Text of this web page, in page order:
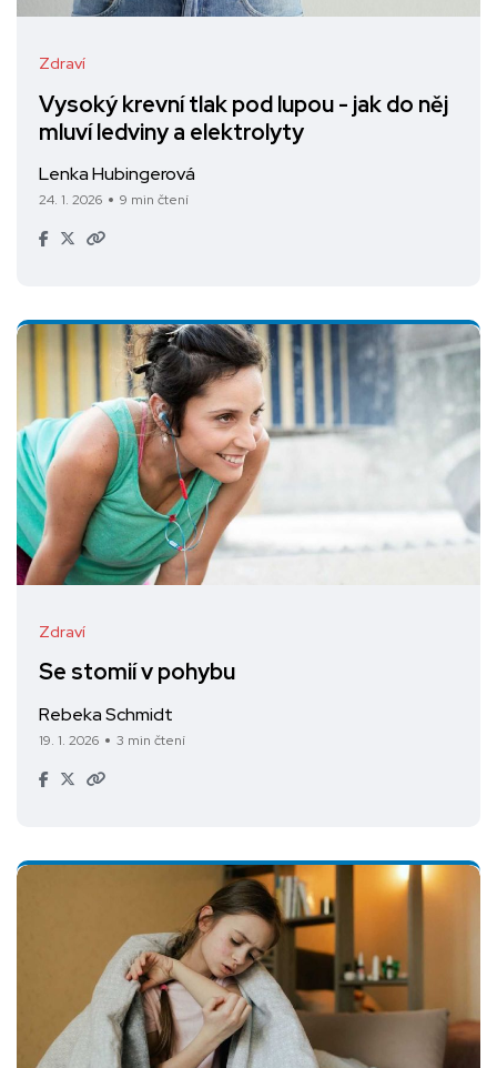
Zdraví
Vysoký krevní tlak pod lupou - jak do něj
mluví ledviny a elektrolyty
Lenka Hubingerová
24. 1. 2026 9 min čtení
Zdraví
Se stomií v pohybu
Rebeka Schmidt
19. 1. 2026 3 min čtení